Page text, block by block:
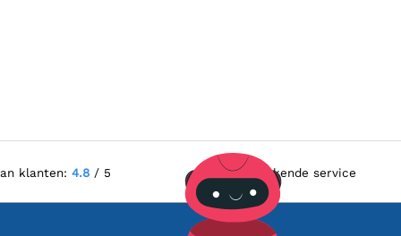
klanten: 4.8/ 5 Uitstekende service